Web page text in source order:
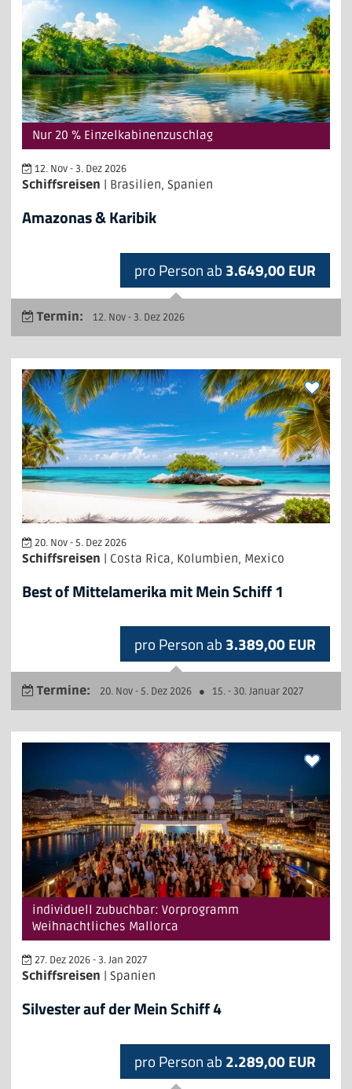
Nur 20 % Einzelkabinenzuschlag
12. Nov - 3. Dez 2026
Schiffsreisen | Brasilien, Spanien
Amazonas & Karibik
pro Person ab 3.649,00 EUR
Termin: 12. Nov - 3. Dez 2026
20. Nov - 5. Dez 2026
Schiffsreisen | Costa Rica, Kolumbien, Mexico
Best of Mittelamerika mit Mein Schiff 1
pro Person ab 3.389,00 EUR
Termine: 20. Nov - 5. Dez 2026● 15. - 30. Januar 2027
individuell zubuchbar: Vorprogramm
Weihnachtliches Mallorca
27. Dez 2026 - 3. Jan 2027
Schiffsreisen | Spanien
Silvester auf der Mein Schiff 4
pro Person ab 2.289,00 EUR